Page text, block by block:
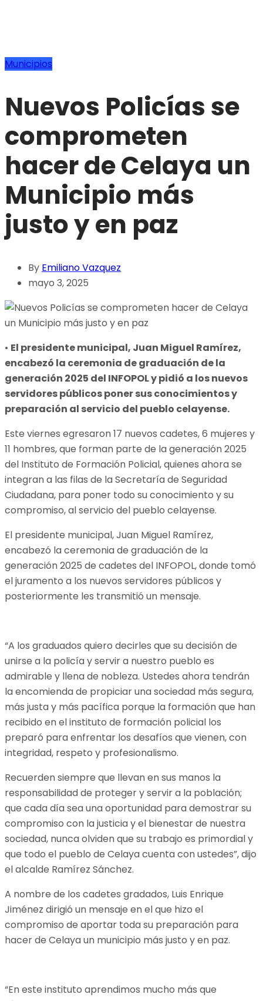
Municipios
Nuevos Policías se
comprometen
hacer de Celaya un
Municipio más
justo y en paz
By Emiliano Vazquez
mayo 3, 2025
• El presidente municipal, Juan Miguel Ramírez,
encabezó la ceremonia de graduación de la
generación 2025 del INFOPOL y pidió a los nuevos
servidores públicos poner sus conocimientos y
preparación al servicio del pueblo celayense.
Este viernes egresaron 17 nuevos cadetes, 6 mujeres y
11 hombres, que forman parte de la generación 2025
del Instituto de Formación Policial, quienes ahora se
integran a las filas de la Secretaría de Seguridad
Ciudadana, para poner todo su conocimiento y su
compromiso, al servicio del pueblo celayense.
El presidente municipal, Juan Miguel Ramírez,
encabezó la ceremonia de graduación de la
generación 2025 de cadetes del INFOPOL, donde tomó
el juramento a los nuevos servidores públicos y
posteriormente les transmitió un mensaje.
“A los graduados quiero decirles que su decisión de
unirse a la policía y servir a nuestro pueblo es
admirable y llena de nobleza. Ustedes ahora tendrán
la encomienda de propiciar una sociedad más segura,
más justa y más pacífica porque la formación que han
recibido en el instituto de formación policial los
preparó para enfrentar los desafíos que vienen, con
integridad, respeto y profesionalismo.
Recuerden siempre que llevan en sus manos la
responsabilidad de proteger y servir a la población;
que cada día sea una oportunidad para demostrar su
compromiso con la justicia y el bienestar de nuestra
sociedad, nunca olviden que su trabajo es primordial y
que todo el pueblo de Celaya cuenta con ustedes”, dijo
el alcalde Ramírez Sánchez.
A nombre de los cadetes gradados, Luis Enrique
Jiménez dirigió un mensaje en el que hizo el
compromiso de aportar toda su preparación para
hacer de Celaya un municipio más justo y en paz.
“En este instituto aprendimos mucho más que